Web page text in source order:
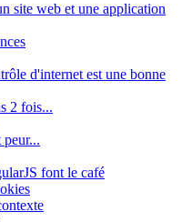
site web et une application
d'internet est une bonne
2 fois...
font le café